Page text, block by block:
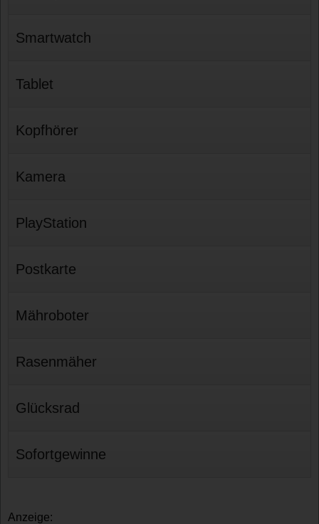
Smartwatch
Tablet
Kopfhörer
Kamera
PlayStation
Postkarte
Mähroboter
Rasenmäher
Glücksrad
Sofortgewinne
Anzeige: